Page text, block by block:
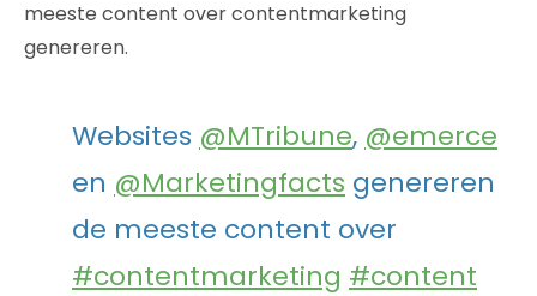
meeste content over contentmarketing
genereren.
Websites @MTribune, @emerce
en @Marketingfacts genereren
de meeste content over
#contentmarketing #content